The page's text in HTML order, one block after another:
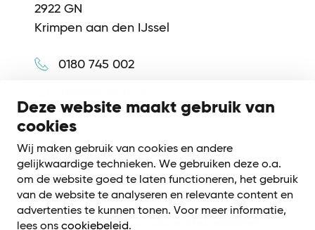
Deze website maakt gebruik van
cookies
Wij maken gebruik van cookies en andere
gelijkwaardige technieken. We gebruiken deze o.a.
om de website goed te laten functioneren, het gebruik
van de website te analyseren en relevante content en
advertenties te kunnen tonen. Voor meer informatie,
lees ons cookiebeleid.
2922 GN
Krimpen aan den IJssel
0180 745 002
Volg ons
Meld je aan voor onze nieuwsbrief